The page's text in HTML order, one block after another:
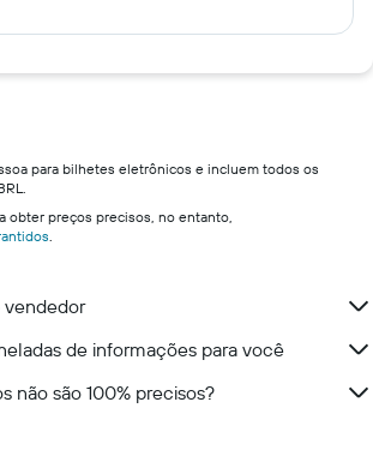
para bilhetes eletrônicos e incluem todos os
obter preços precisos, no entanto,
.
vendedor
de informações para você
não são 100% precisos?